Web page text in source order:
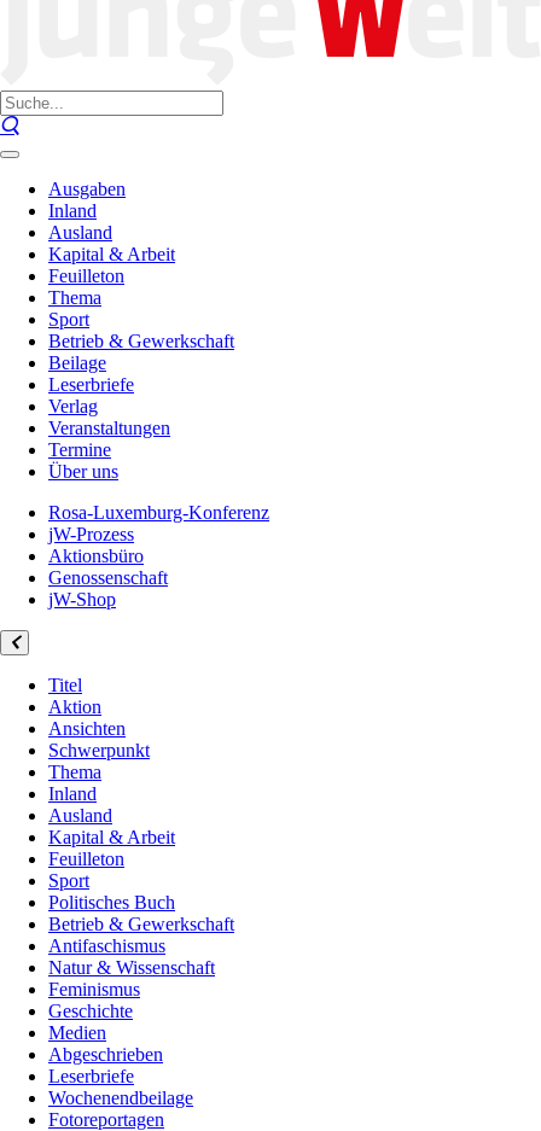
Ausgaben
Inland
Ausland
Kapital & Arbeit
Feuilleton
Thema
Sport
Betrieb & Gewerkschaft
Beilage
Leserbriefe
Verlag
Veranstaltungen
Termine
Über uns
Rosa-Luxemburg-Konferenz
jW-Prozess
Aktionsbüro
Genossenschaft
jW-Shop
Titel
Aktion
Ansichten
Schwerpunkt
Thema
Inland
Ausland
Kapital & Arbeit
Feuilleton
Sport
Politisches Buch
Betrieb & Gewerkschaft
Antifaschismus
Natur & Wissenschaft
Feminismus
Geschichte
Medien
Abgeschrieben
Leserbriefe
Wochenendbeilage
Fotoreportagen